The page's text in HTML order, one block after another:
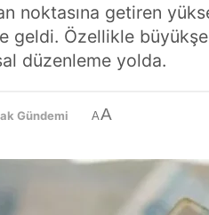
noktasına getiren
Özellikle
düzenleme yolda.
Gündemi AA